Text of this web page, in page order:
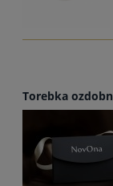
Torebka